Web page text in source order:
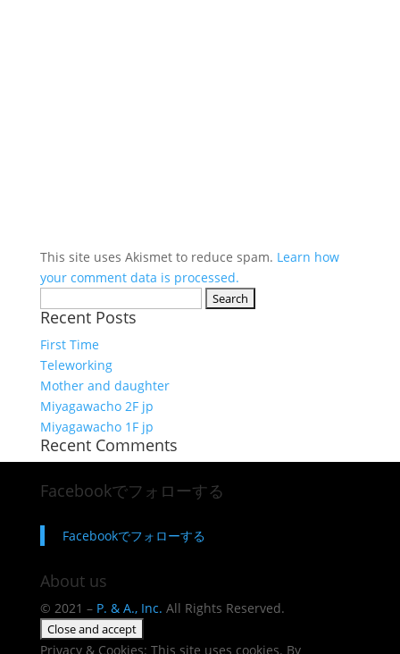
This site uses Akismet to reduce spam. Learn how
your comment data is processed.
for:
Recent Posts
First Time
Teleworking
Mother and daughter
Miyagawacho 2F jp
Miyagawacho 1F jp
Recent Comments
Facebookでフォローする
Facebookでフォローする
About us
© 2021 – P. & A., Inc. All Rights Reserved.
Privacy & Cookies: This site uses cookies. By